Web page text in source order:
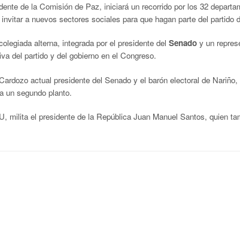
de la Comisión de Paz, iniciará un recorrido por los 32
a nuevos sectores sociales para que hagan parte del partido
alterna, integrada por el presidente del Senadoy un
del partido y del gobierno en el Congreso.
actual presidente del Senado y el barón electoral de Nariño,
un segundo planto.
milita el presidente de la República Juan Manuel Santos, quien